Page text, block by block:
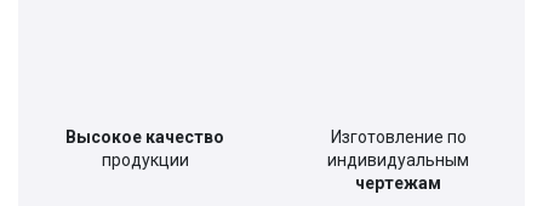
Высокое качество
продукции
Изготовление по
индивидуальным
чертежам